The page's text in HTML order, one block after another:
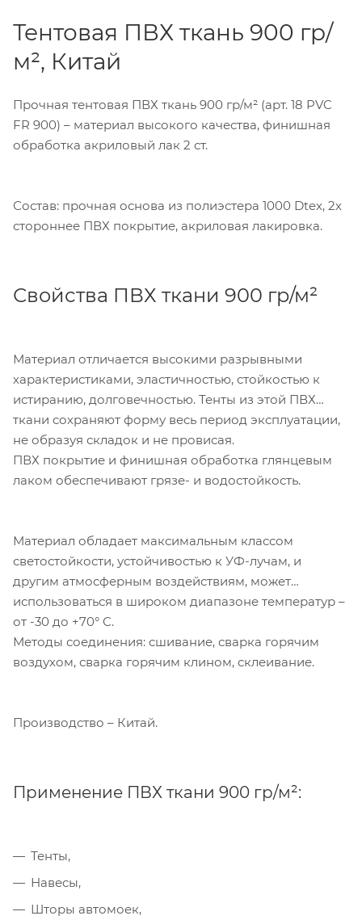
Тентовая ПВХ ткань 900 гр/
м², Китай
Прочная тентовая ПВХ ткань 900 гр/м² (арт. 18 PVC
FR 900) – материал высокого качества, финишная
обработка акриловый лак 2 ст.
Состав: прочная основа из полиэстера 1000 Dtex, 2х
стороннее ПВХ покрытие, акриловая лакировка.
Свойства ПВХ ткани 900 гр/м²
Материал отличается высокими разрывными
характеристиками, эластичностью, стойкостью к
истиранию, долговечностью. Тенты из этой ПВХ
ткани сохраняют форму весь период эксплуатации,
не образуя складок и не провисая.
ПВХ покрытие и финишная обработка глянцевым
лаком обеспечивают грязе- и водостойкость.
Материал обладает максимальным классом
светостойкости, устойчивостью к УФ-лучам, и
другим атмосферным воздействиям, может
использоваться в широком диапазоне температур –
от -30 до +70° С.
Методы соединения: сшивание, сварка горячим
воздухом, сварка горячим клином, склеивание.
Производство – Китай.
Применение ПВХ ткани 900 гр/м²:
Тенты,
Навесы,
Шторы автомоек,